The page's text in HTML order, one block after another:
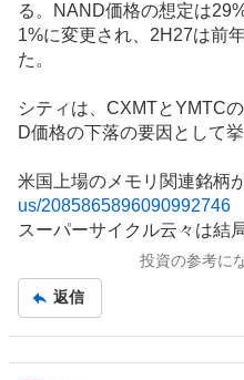
る。NAND価格の想定は
1%に変更され、2H27は前
た。
シティは、CXMTとYMTC
D価格の下落の要因として挙
米国上場のメモリ関連銘柄
us/2085865896090992746
スーパーサイクル云々は結
投資の参考に
返信